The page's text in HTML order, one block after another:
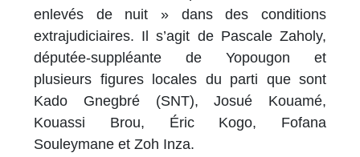
enlevés de nuit » dans des conditions
extrajudiciaires. Il s’agit de Pascale Zaholy,
députée-suppléante de Yopougon et
plusieurs figures locales du parti que sont
Kado Gnegbré (SNT), Josué Kouamé,
Kouassi Brou, Éric Kogo, Fofana
Souleymane et Zoh Inza.